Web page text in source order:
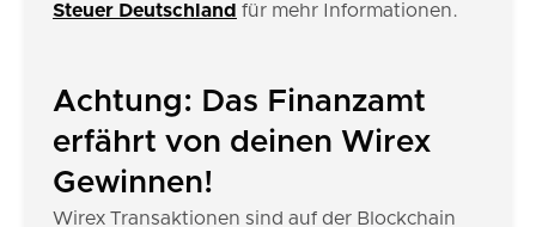
Steuer Deutschland für mehr Informationen.
Achtung: Das Finanzamt
erfährt von deinen Wirex
Gewinnen!
Wirex Transaktionen sind auf der Blockchain